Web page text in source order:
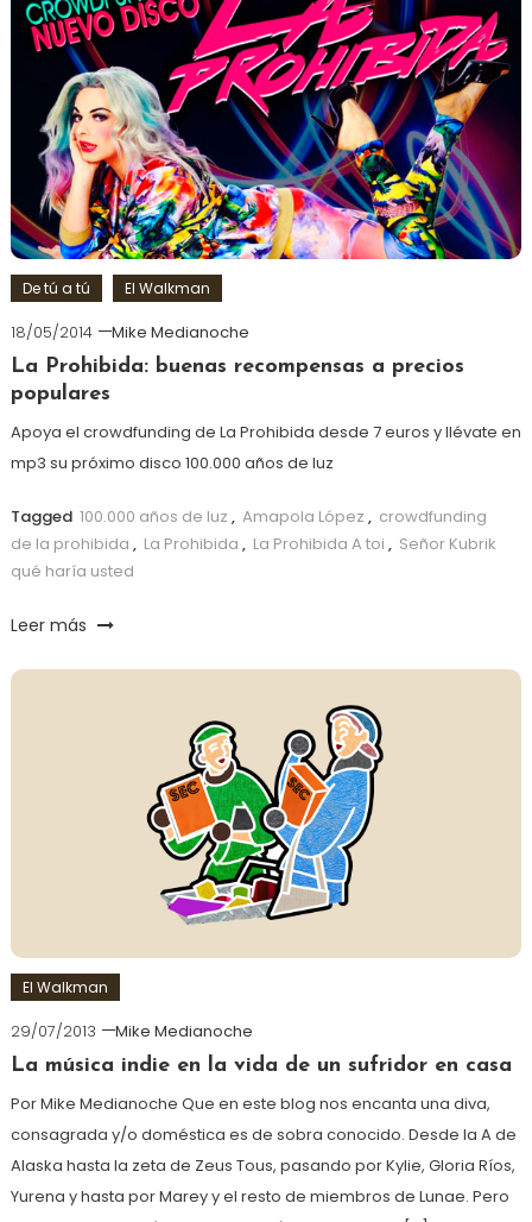
De tú a tú El Walkman
18/05/2014
Mike Medianoche
La Prohibida: buenas recompensas a precios
populares
Apoya el crowdfunding de La Prohibida desde 7 euros y llévate en
mp3 su próximo disco 100.000 años de luz
Tagged 100.000 años de luz , Amapola López , crowdfunding
de la prohibida , La Prohibida , La Prohibida A toi , Señor Kubrik
qué haría usted
Leer más
El Walkman
29/07/2013
Mike Medianoche
La música indie en la vida de un sufridor en casa
Por Mike Medianoche Que en este blog nos encanta una diva,
consagrada y/o doméstica es de sobra conocido. Desde la A de
Alaska hasta la zeta de Zeus Tous, pasando por Kylie, Gloria Ríos,
Yurena y hasta por Marey y el resto de miembros de Lunae. Pero